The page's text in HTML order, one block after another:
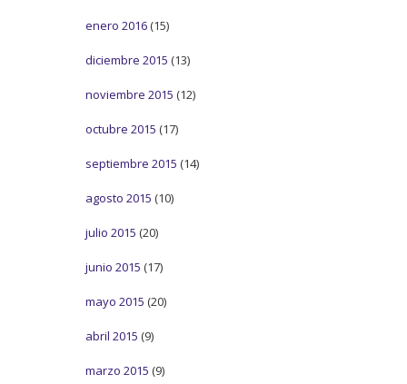
enero 2016 (15)
diciembre 2015 (13)
noviembre 2015 (12)
octubre 2015 (17)
septiembre 2015 (14)
agosto 2015 (10)
julio 2015 (20)
junio 2015 (17)
mayo 2015 (20)
abril 2015 (9)
marzo 2015 (9)